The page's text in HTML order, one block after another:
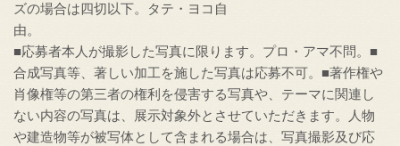
ズの場合は四切以下。タテ・ヨコ自
■応募者本人が撮影した写真に限ります。プロ・アマ不問。■
合成写真等、著しい加工を施した写真は応募不可。■著作権や
肖像権等の第三者の権利を侵害する写真や、テーマに関連し
ない内容の写真は、展示対象外とさせていただきます。人物
や建造物等が被写体として含まれる場合は、写真撮影及び応